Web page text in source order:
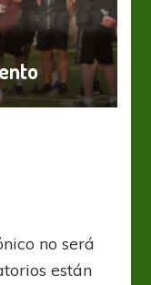
no será
están